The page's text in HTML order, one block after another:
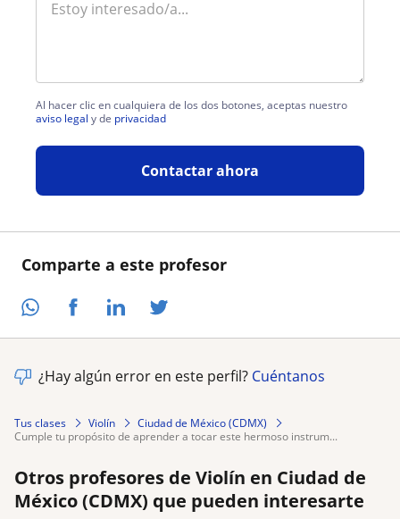
Comparte a este profesor
Al hacer clic en cualquiera de los dos botones, aceptas nuestro
aviso legal y de privacidad
Contactar ahora
¿Hay algún error en este perfil? Cuéntanos
Tus clases Violín
Ciudad de México (CDMX)
cumple tu propósito de aprender a tocar este hermoso instrum...
Otros profesores de Violín en Ciudad de
México (CDMX) que pueden interesarte